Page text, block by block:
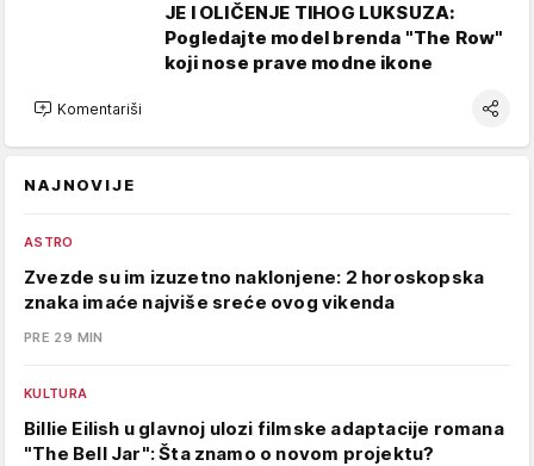
JE I OLIČENJE TIHOG LUKSUZA:
Pogledajte model brenda "The Row"
koji nose prave modne ikone
Komentariši
NAJNOVIJE
ASTRO
Zvezde su im izuzetno naklonjene: 2 horoskopska
znaka imaće najviše sreće ovog vikenda
PRE 29 MIN
KULTURA
Billie Eilish u glavnoj ulozi filmske adaptacije romana
"The Bell Jar": Šta znamo o novom projektu?